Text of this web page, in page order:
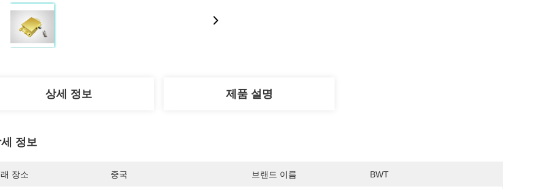
상세 정보 제품 설명
정보
장소 중국 브랜드 이름 BWT